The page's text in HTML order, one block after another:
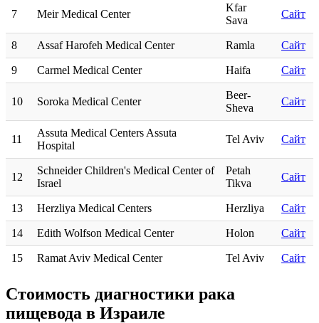
7 Meir Medical Center
Kfar
Sava
Сайт
8 Assaf Harofeh Medical Center Ramla Сайт
9 Carmel Medical Center Haifa Сайт
10 Soroka Medical Center
Beer-
Sheva
Сайт
11
Assuta Medical Centers Assuta
Hospital
Tel Aviv Сайт
12
Schneider Children's Medical Center of
Israel
Petah
Tikva
Сайт
13 Herzliya Medical Centers Herzliya Сайт
14 Edith Wolfson Medical Center Holon Сайт
15 Ramat Aviv Medical Center Tel Aviv Сайт
Стоимость диагностики рака
пищевода в Израиле